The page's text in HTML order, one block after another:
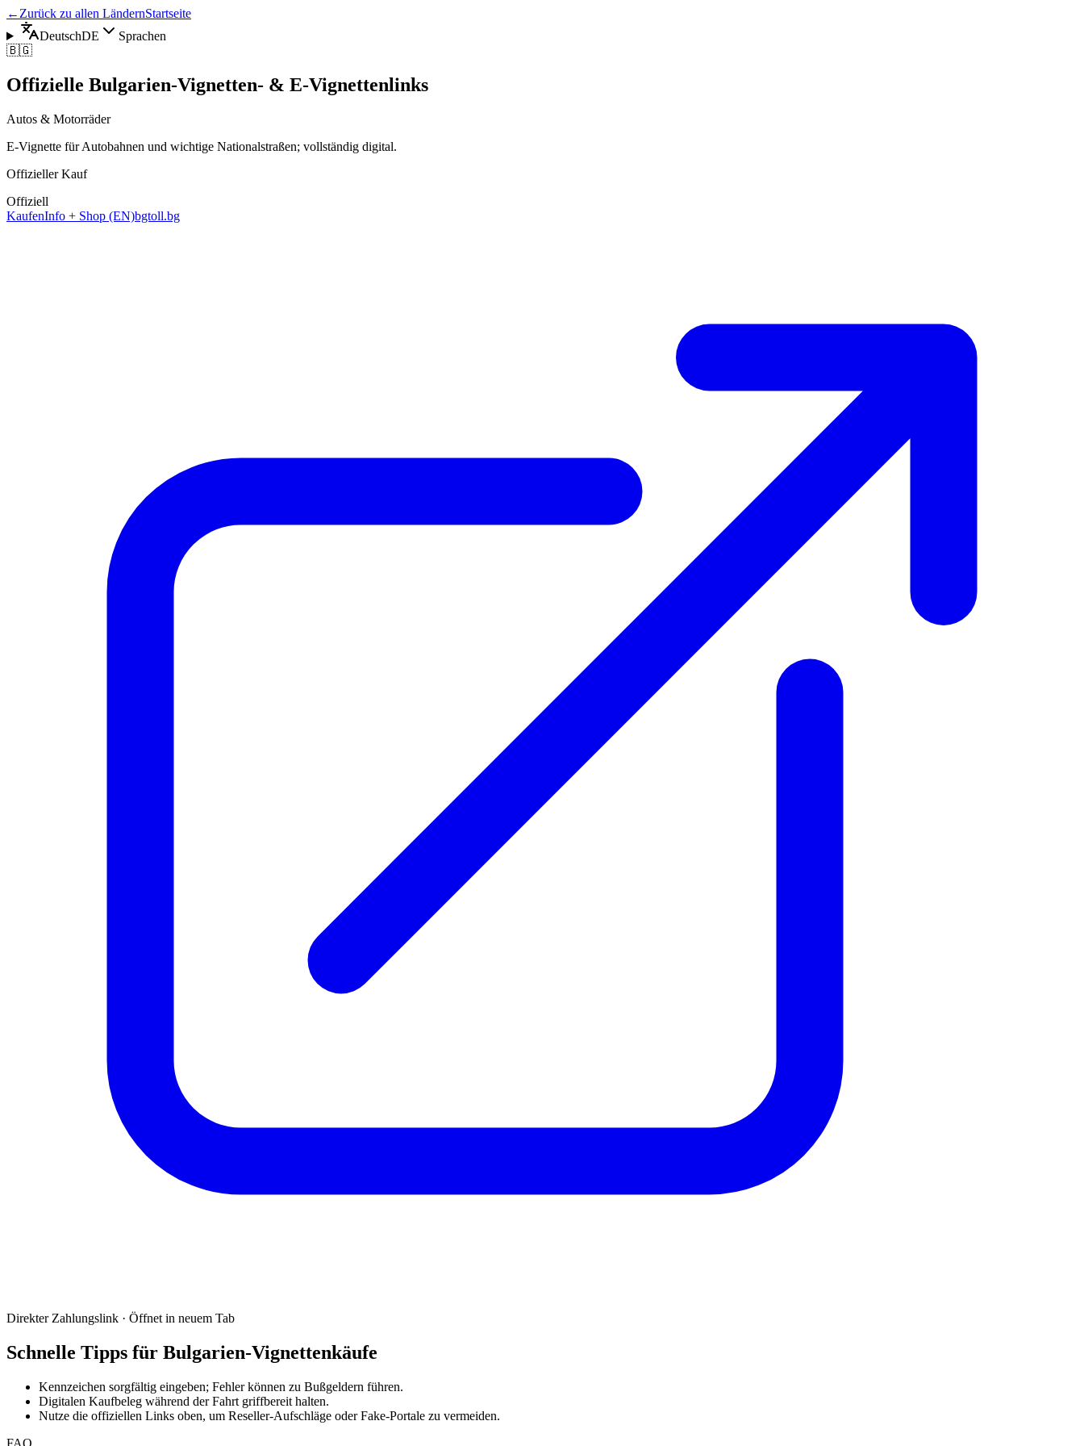
← Zurück zu allen LändernStartseite
DeutschDE
Sprachen
🇧🇬
Offizielle Bulgarien-Vignetten- & E-Vignettenlinks
Autos & Motorräder
E-Vignette für Autobahnen und wichtige Nationalstraßen; vollständig digital.
Offizieller Kauf
Offiziell
KaufenInfo + Shop (EN)bgtoll.bg
Direkter Zahlungslink · Öffnet in neuem Tab
Schnelle Tipps für Bulgarien-Vignettenkäufe
Kennzeichen sorgfältig eingeben; Fehler können zu Bußgeldern führen.
Digitalen Kaufbeleg während der Fahrt griffbereit halten.
Nutze die offiziellen Links oben, um Reseller-Aufschläge oder Fake-Portale zu vermeiden.
FAQ